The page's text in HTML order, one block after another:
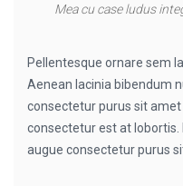
Mea cu case ludus
Pellentesque ornare sem
Aenean lacinia bibendum
consectetur purus sit
consectetur est at lobortis.
augue consectetur purus